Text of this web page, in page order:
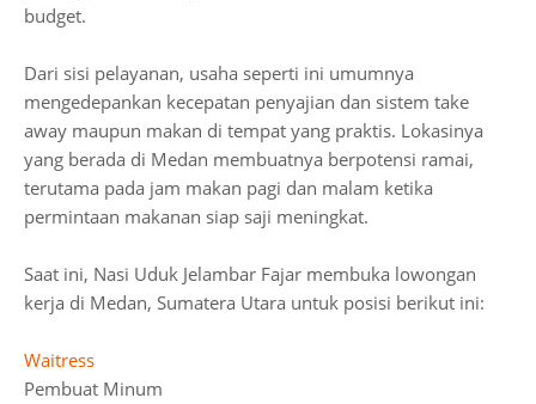
budget.
Dari sisi pelayanan, usaha seperti ini umumnya
mengedepankan kecepatan penyajian dan sistem take
away maupun makan di tempat yang praktis. Lokasinya
yang berada di Medan membuatnya berpotensi ramai,
terutama pada jam makan pagi dan malam ketika
permintaan makanan siap saji meningkat.
Saat ini, Nasi Uduk Jelambar Fajar membuka lowongan
kerja di Medan, Sumatera Utara untuk posisi berikut ini:
Waitress
Pembuat Minum